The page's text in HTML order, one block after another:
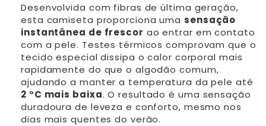
Desenvolvida com fibras de última geração,
esta camiseta proporciona uma sensação
instantânea de frescor ao entrar em contato
com a pele. Testes térmicos comprovam que o
tecido especial dissipa o calor corporal mais
rapidamente do que o algodão comum,
ajudando a manter a temperatura da pele até
2 °C mais baixa. O resultado é uma sensação
duradoura de leveza e conforto, mesmo nos
dias mais quentes do verão.